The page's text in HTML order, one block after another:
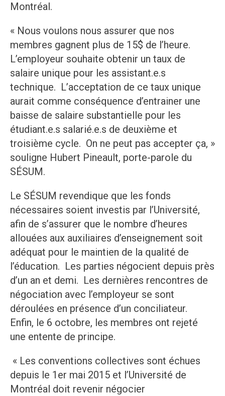
Montréal.
« Nous voulons nous assurer que nos
membres gagnent plus de 15$ de l’heure.
L’employeur souhaite obtenir un taux de
salaire unique pour les assistant.e.s
technique. L’acceptation de ce taux unique
aurait comme conséquence d’entrainer une
baisse de salaire substantielle pour les
étudiant.e.s salarié.e.s de deuxième et
troisième cycle. On ne peut pas accepter ça, »
souligne Hubert Pineault, porte-parole du
SÉSUM.
Le SÉSUM revendique que les fonds
nécessaires soient investis par l’Université,
afin de s’assurer que le nombre d’heures
allouées aux auxiliaires d’enseignement soit
adéquat pour le maintien de la qualité de
l’éducation. Les parties négocient depuis près
d’un an et demi. Les dernières rencontres de
négociation avec l’employeur se sont
déroulées en présence d’un conciliateur.
Enfin, le 6 octobre, les membres ont rejeté
une entente de principe.
« Les conventions collectives sont échues
depuis le 1er mai 2015 et l’Université de
Montréal doit revenir négocier